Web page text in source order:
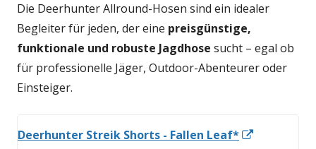
Die Deerhunter Allround-Hosen sind ein idealer
Begleiter für jeden, der eine preisgünstige,
funktionale und robuste Jagdhose sucht – egal ob
für professionelle Jäger, Outdoor-Abenteurer oder
Einsteiger.
Deerhunter Streik Shorts - Fallen Leaf*